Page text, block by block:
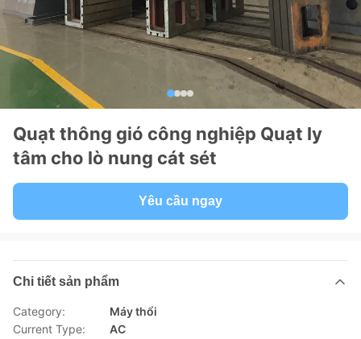
Quạt thông gió công nghiệp Quạt ly
tâm cho lò nung cát sét
Yêu cầu ngay
Chi tiết sản phẩm
Category:
Máy thổi
Current Type:
AC